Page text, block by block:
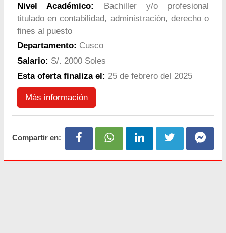
Nivel Académico:
Bachiller y/o profesional
titulado en contabilidad, administración, derecho o
fines al puesto
Departamento: Cusco
Salario: S/. 2000 Soles
Esta oferta finaliza el: 25 de febrero del 2025
Más información
Compartir en: